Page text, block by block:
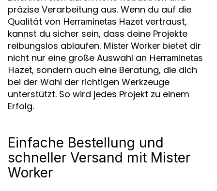
präzise Verarbeitung aus. Wenn du auf die
Qualität von Herraminetas Hazet vertraust,
kannst du sicher sein, dass deine Projekte
reibungslos ablaufen. Mister Worker bietet dir
nicht nur eine große Auswahl an Herraminetas
Hazet, sondern auch eine Beratung, die dich
bei der Wahl der richtigen Werkzeuge
unterstützt. So wird jedes Projekt zu einem
Erfolg.
Einfache Bestellung und
schneller Versand mit Mister
Worker